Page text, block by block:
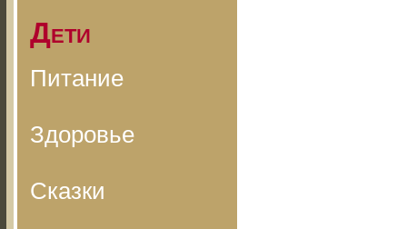
Дети
Питание
Здоровье
Сказки